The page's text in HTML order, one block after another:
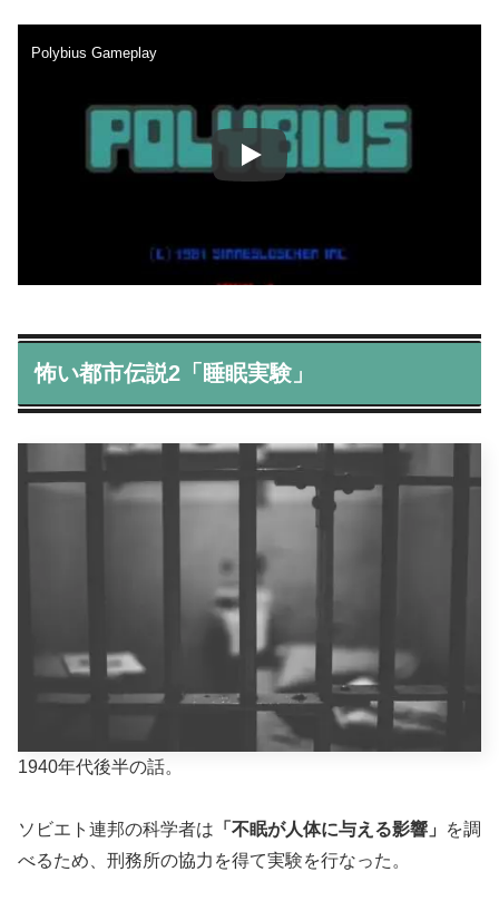
Polybius Gameplay
怖い都市伝説2「睡眠実験」
1940年代後半の話。
ソビエト連邦の科学者は 「不眠が人体に与える影響」
を調
べるため、刑務所の協力を得て実験を行なった。